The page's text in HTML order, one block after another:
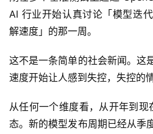
AI 行业开始认真讨论「模型迭
解速度」的那一周。
这不是一条简单的社会新闻。这
速度开始让人感到失控，失控的
从任何一个维度看，从开年到
态。新的模型发布周期已经从季